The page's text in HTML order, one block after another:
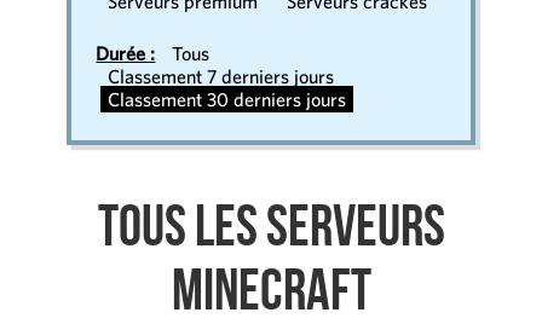
Durée :
Tous
Classement 7 derniers jours
Classement 30 derniers jours
Tous les serveurs
Minecraft